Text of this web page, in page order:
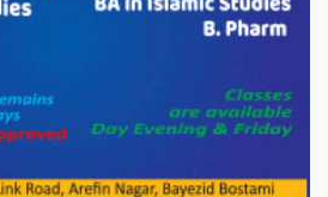
১০০ পিস ইয়াবাসহ দুই মাদক
৩৭তম প্রতিষ্ঠাবার্ষিকীতে প্রধানমন্ত্রী
রহমান।